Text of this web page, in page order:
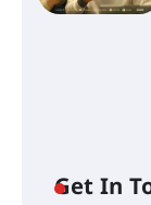
Get In